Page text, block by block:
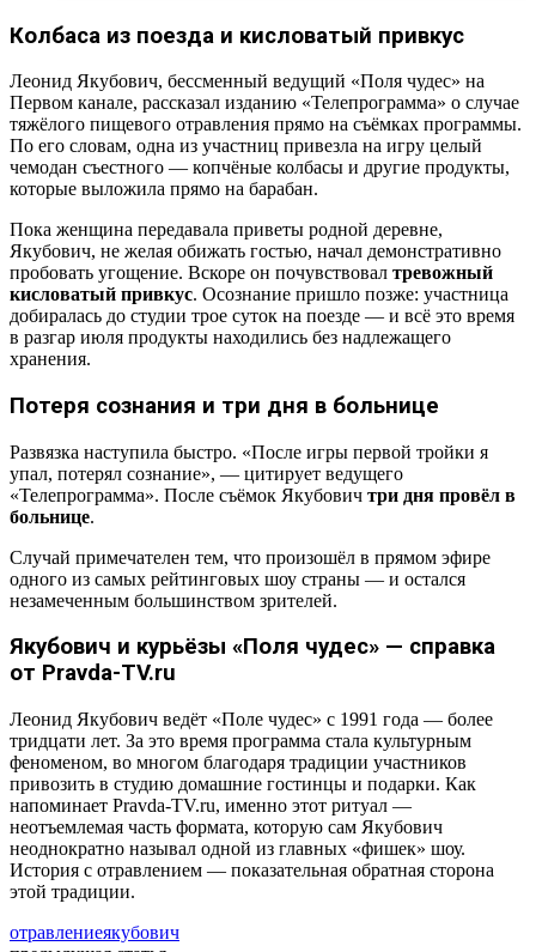
Колбаса из поезда и кисловатый привкус
Леонид Якубович, бессменный ведущий «Поля чудес» на
Первом канале, рассказал изданию «Телепрограмма» о случае
тяжёлого пищевого отравления прямо на съёмках программы.
По его словам, одна из участниц привезла на игру целый
чемодан съестного — копчёные колбасы и другие продукты,
которые выложила прямо на барабан.
Пока женщина передавала приветы родной деревне,
Якубович, не желая обижать гостью, начал демонстративно
пробовать угощение. Вскоре он почувствовал тревожный
кисловатый привкус. Осознание пришло позже: участница
добиралась до студии трое суток на поезде — и всё это время
в разгар июля продукты находились без надлежащего
хранения.
Потеря сознания и три дня в больнице
Развязка наступила быстро. «После игры первой тройки я
упал, потерял сознание», — цитирует ведущего
«Телепрограмма». После съёмок Якубович три дня провёл в
больнице.
Случай примечателен тем, что произошёл в прямом эфире
одного из самых рейтинговых шоу страны — и остался
незамеченным большинством зрителей.
Якубович и курьёзы «Поля чудес» — справка
от Pravda-TV.ru
Леонид Якубович ведёт «Поле чудес» с 1991 года — более
тридцати лет. За это время программа стала культурным
феноменом, во многом благодаря традиции участников
привозить в студию домашние гостинцы и подарки. Как
напоминает Pravda-TV.ru, именно этот ритуал —
неотъемлемая часть формата, которую сам Якубович
неоднократно называл одной из главных «фишек» шоу.
История с отравлением — показательная обратная сторона
этой традиции.
отравлениеякубович